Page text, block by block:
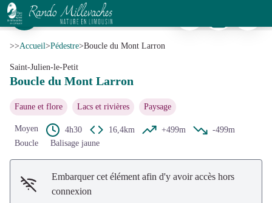
Boucle du Mont Larron
Voir l'image en plein écran
>>Accueil>Pédestre>Boucle du Mont Larron
Saint-Julien-le-Petit
Boucle du Mont Larron
Faune et flore Lacs et rivières Paysage
Moyen 4h30 16,4km +499m
-499m
Boucle
Balisage jaune
Embarquer cet élément afin d'y avoir accès hors
connexion